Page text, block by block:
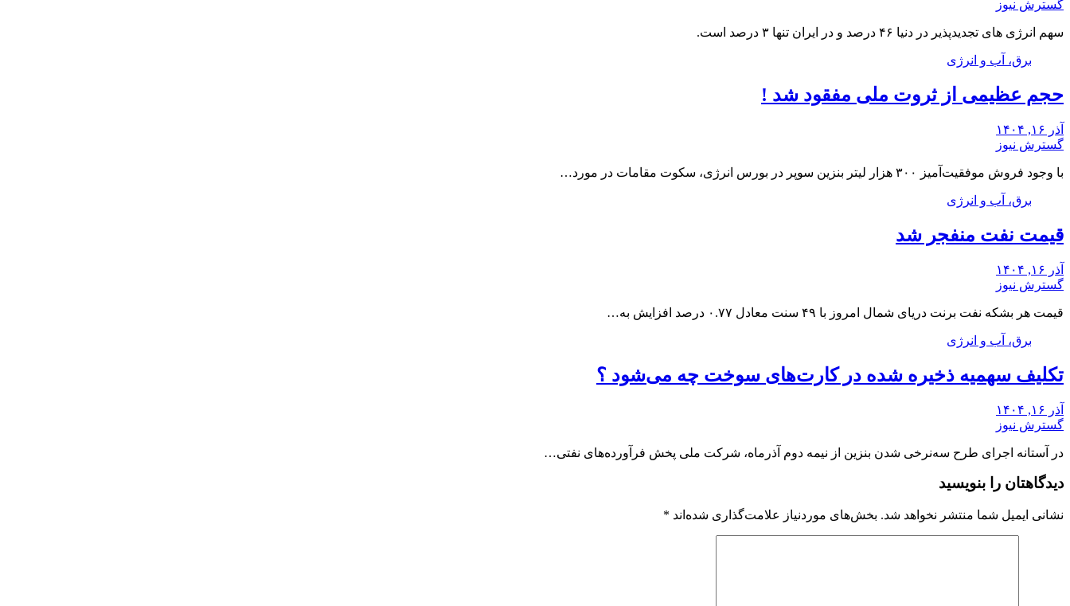
گسترش نیوز
سهم انرژی های تجدیدپذیر در دنیا ۴۶ درصد و در ایران تنها ۳ درصد است.
برق، آب و انرژی
حجم عظیمی از ثروت ملی مفقود شد !
آذر ۱۶, ۱۴۰۴
گسترش نیوز
با وجود فروش موفقیت‌آمیز ۳۰۰ هزار لیتر بنزین سوپر در بورس انرژی، سکوت مقامات در مورد…
برق، آب و انرژی
قیمت نفت منفجر شد
آذر ۱۶, ۱۴۰۴
گسترش نیوز
قیمت هر بشکه نفت برنت دریای شمال امروز با ۴۹ سنت معادل ۰.۷۷ درصد افزایش به…
برق، آب و انرژی
تکلیف سهمیه ذخیره شده در کارت‌های سوخت چه می‌شود ؟
آذر ۱۶, ۱۴۰۴
گسترش نیوز
در آستانه اجرای طرح سه‌نرخی شدن بنزین از نیمه دوم آذرماه، شرکت ملی پخش فرآورده‌های نفتی…
دیدگاهتان را بنویسید
نشانی ایمیل شما منتشر نخواهد شد. بخش‌های موردنیاز علامت‌گذاری شده‌اند *